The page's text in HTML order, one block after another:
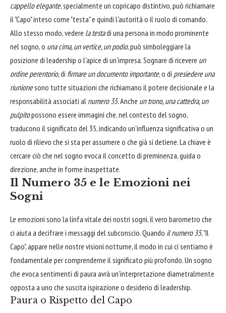
cappello elegante, specialmente un copricapo distintivo, può richiamare
il "Capo" inteso come "testa" e quindi l'autorità o il ruolo di comando.
Allo stesso modo, vedere la testadi una persona in modo prominente
nel sogno, o una cima, un vertice, un podio, può simboleggiare la
posizione di leadership o l'apice di un'impresa. Sognare di ricevere un
ordine perentorio, di firmare un documento importante, o di presiedere una
riunionesono tutte situazioni che richiamano il potere decisionale e la
responsabilità associati al numero 35. Anche un trono, una cattedra, un
pulpitopossono essere immagini che, nel contesto del sogno,
traducono il significato del 35, indicando un'influenza significativa o un
ruolo di rilievo che si sta per assumere o che già si detiene. La chiave è
cercare ciò che nel sogno evoca il concetto di preminenza, guida o
direzione, anche in forme inaspettate.
Il Numero 35 e le Emozioni nei
Sogni
Le emozioni sono la linfa vitale dei nostri sogni, il vero barometro che
ci aiuta a decifrare i messaggi del subconscio. Quando il numero 35, "Il
Capo", appare nelle nostre visioni notturne, il modo in cui ci sentiamo è
fondamentale per comprenderne il significato più profondo. Un sogno
che evoca sentimenti di paura avrà un'interpretazione diametralmente
opposta a uno che suscita ispirazione o desiderio di leadership.
Paura o Rispetto del Capo